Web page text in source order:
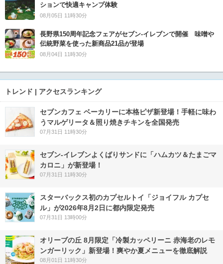
ションで快適キャンプ体験
08月05日 11時30分
長野県150周年記念フェアがセブン-イレブンで開催 味噌や
伝統野菜を使った新商品21品が登場
08月04日 11時30分
トレンド | アクセスランキング
セブンカフェ ベーカリーに本格ピザ新登場！手軽に味わ
うマルゲリータ＆照り焼きチキンを全国発売
07月31日 11時30分
セブン‐イレブンよくばりサンドに「ハムカツ＆たまごマ
カロニ」が新登場！
07月31日 11時30分
スターバックス初のカプセルトイ「ジョイフル カプセ
ル」が2026年8月2日に都内限定発売
07月31日 13時00分
オリーブの丘 8月限定「冷製カッペリーニ 赤海老のレモ
ンガーリック」新登場！爽やか夏メニューを徹底解説
08月01日 11時30分